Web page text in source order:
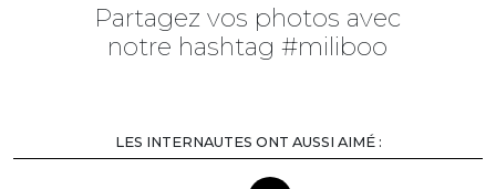
Partagez vos photos avec
notre hashtag #miliboo
LES INTERNAUTES ONT AUSSI AIMÉ :